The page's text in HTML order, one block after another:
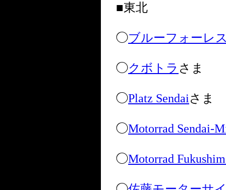
■東北
◯ブルーフォーレ
◯クボトラ さま
◯Platz Sendaiさま
◯Motorrad Sendai-
◯Motorrad